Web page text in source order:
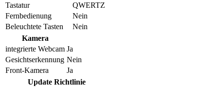
Tastatur
QWERTZ
Fernbedienung
Nein
Beleuchtete Tasten
Nein
Kamera
integrierte Webcam Ja
Gesichtserkennung Nein
Front-Kamera
Ja
Update Richtlinie